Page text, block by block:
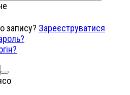
запису? Зареєструватися